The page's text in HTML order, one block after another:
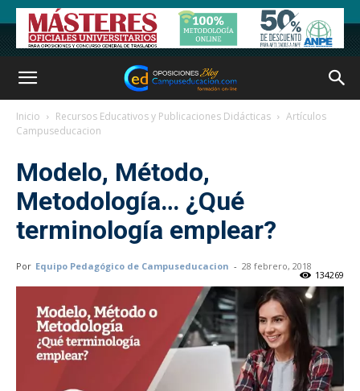
Inicio Recursos Educativos y Publicaciones Didácticas
Artículos
Campuseducacion
Modelo, Método,
Metodología… ¿Qué
terminología emplear?
Por Equipo Pedagógico de Campuseducacion - 28 febrero, 2018
134269